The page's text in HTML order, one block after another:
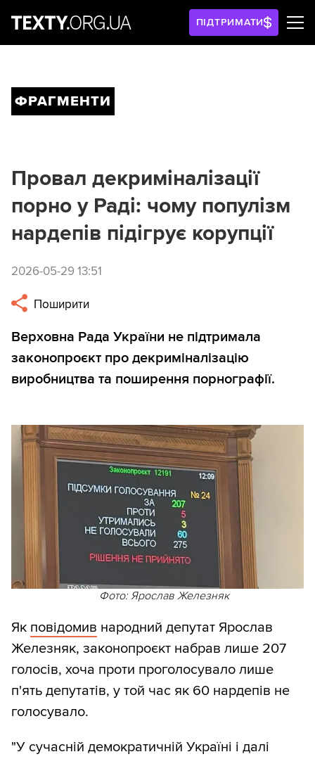
ПІДТРИМАТИ
ФРАГМЕНТИ
Провал декриміналізації
порно у Раді: чому популізм
нардепів підігрує корупції
2026-05-29 13:51
Поширити
Верховна Рада України не підтримала
законопроєкт про декриміналізацію
виробництва та поширення порнографії.
Фото: Ярослав Железняк
Як повідомив народний депутат Ярослав
Железняк, законопроєкт набрав лише 207
голосів, хоча проти проголосувало лише
п'ять депутатів, у той час як 60 нардепів не
голосувало.
"У сучасній демократичній Україні і далі